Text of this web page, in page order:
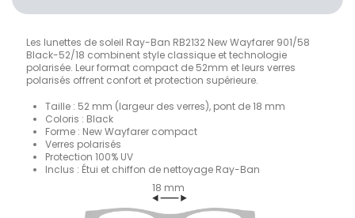
Les lunettes de soleil Ray-Ban RB2132 New Wayfarer 901/58
Black-52/18 combinent style classique et technologie
polarisée. Leur format compact de 52mm et leurs verres
polarisés offrent confort et protection supérieure.
Taille : 52 mm (largeur des verres), pont de 18 mm
Coloris : Black
Forme : New Wayfarer compact
Verres polarisés
Protection 100% UV
Inclus : Étui et chiffon de nettoyage Ray-Ban
18 mm